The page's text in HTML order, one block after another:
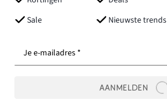
Sale
Nieuwste trends
Je e-mailadres *
AANMELDEN